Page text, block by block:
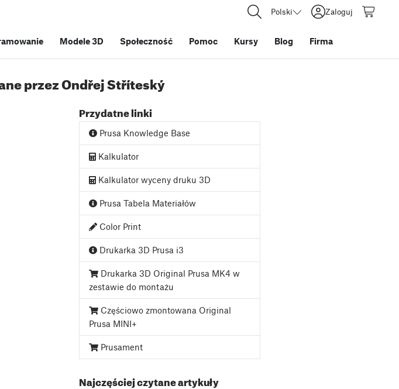
Polski Zaloguj
Modele 3D Społeczność Pomoc Kursy Blog Firma
przez Ondřej Stříteský
Przydatne linki
Prusa Knowledge Base
Kalkulator
Kalkulator wyceny druku 3D
Prusa Tabela Materiałów
Color Print
Drukarka 3D Prusa i3
Drukarka 3D Original Prusa MK4 w
zestawie do montażu
Częściowo zmontowana Original
Prusa MINI+
Prusament
Najczęściej czytane artykuły